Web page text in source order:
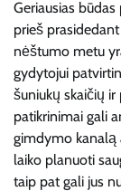
Geriausias
prieš
nėštumo metu
gydytojui
šuniukų skaičių
patikrinimai gali
gimdymo kanalą
laiko planuoti
taip pat gali jus